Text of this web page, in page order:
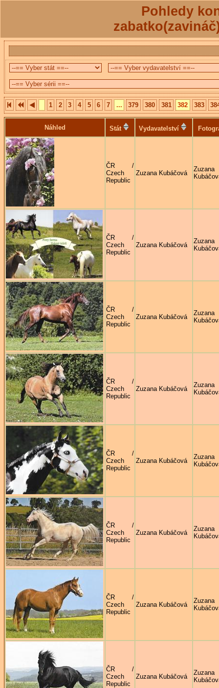
Pohledy
1 2 3 4 5 6 7 ... 379 380 381 382 383
Náhled Stát Vydavatelství
ČR /
Czech
Republic
Zuzana Kubáčová
Zuzana
ČR /
Czech
Republic
Zuzana Kubáčová
Zuzana
ČR /
Czech
Republic
Zuzana Kubáčová
Zuzana
ČR /
Czech
Republic
Zuzana Kubáčová
Zuzana
ČR /
Czech
Republic
Zuzana Kubáčová
Zuzana
ČR /
Czech
Republic
Zuzana Kubáčová
Zuzana
ČR /
Czech
Republic
Zuzana Kubáčová
Zuzana
ČR /
Czech
Republic
Zuzana Kubáčová
Zuzana